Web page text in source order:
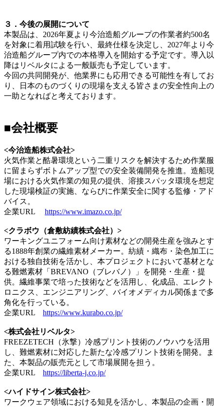
３．今後の展開について
本製品は、2026年夏より今治造船グループの作業者約500名
を対象に着用試験を行い、最終仕様を決定し、2027年より今
治造船グループ内での本格導入を開始する予定です。導入以
降はリベルタによる一般販売も予定しています。
今回の共同開発が、他業界にも応用できる可能性を有してお
り、日本のものづくりの現場を支える皆さまの安全性向上の
一助となればと考えております。
■会社概要
<今治造船株式会社>
火気作業と酷暑環境という二重リスクを解決するため作業服
に留まらずボトムアップ型での安全装備開発を推進。造船現
場における火気作業の知見の提供、溶接スパッタ環境を想定
した現場検証の実施、ならびに作業安全に関する監修・アド
バイス。
企業URL https://www.imazo.co.jp/
<クラボウ（倉敷紡績株式会社）>
ワーキングユニフォーム向け素材などの開発生産を強みとす
る1888年創業の繊維素材メーカー。紡績・織布・染色加工に
おける独自技術を活かし、本プロジェクトにおいて基材とな
る難燃素材「BREVANO（ブレバノ）」を開発・生産・提
供。繊維事業で培った技術などを活用し、化成品、エレクト
ロニクス、エンジニアリング、バイオメディカル関係まで多
角化を行っている。
企業URL https://www.kurabo.co.jp/
<株式会社リベルタ>
FREEZETECH（氷撃）冷感プリント技術のノウハウを活用
し、難燃素材に対応した新たな冷感プリント技術を開発。ま
た、本製品の販売元として市場展開を担う。
企業URL https://liberta-j.co.jp/
<ハイドサイン株式会社>
ワークウェア領域における知見を活かし、本製品の企画・開